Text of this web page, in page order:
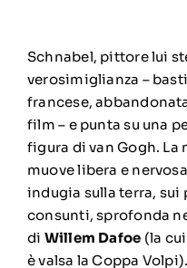
Schnabel, pittore lui
verosimiglianza –
francese,
film – e punta su una
figura di van Gogh. La
muove libera e
indugia sulla terra,
consunti, sprofonda
di Willem Dafoe (la
è valsa la Coppa